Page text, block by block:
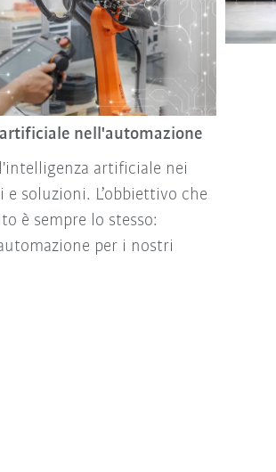
artificiale nell'automazione
artificiale nei
soluzioni. L’obbiettivo che
è sempre lo stesso:
per i nostri